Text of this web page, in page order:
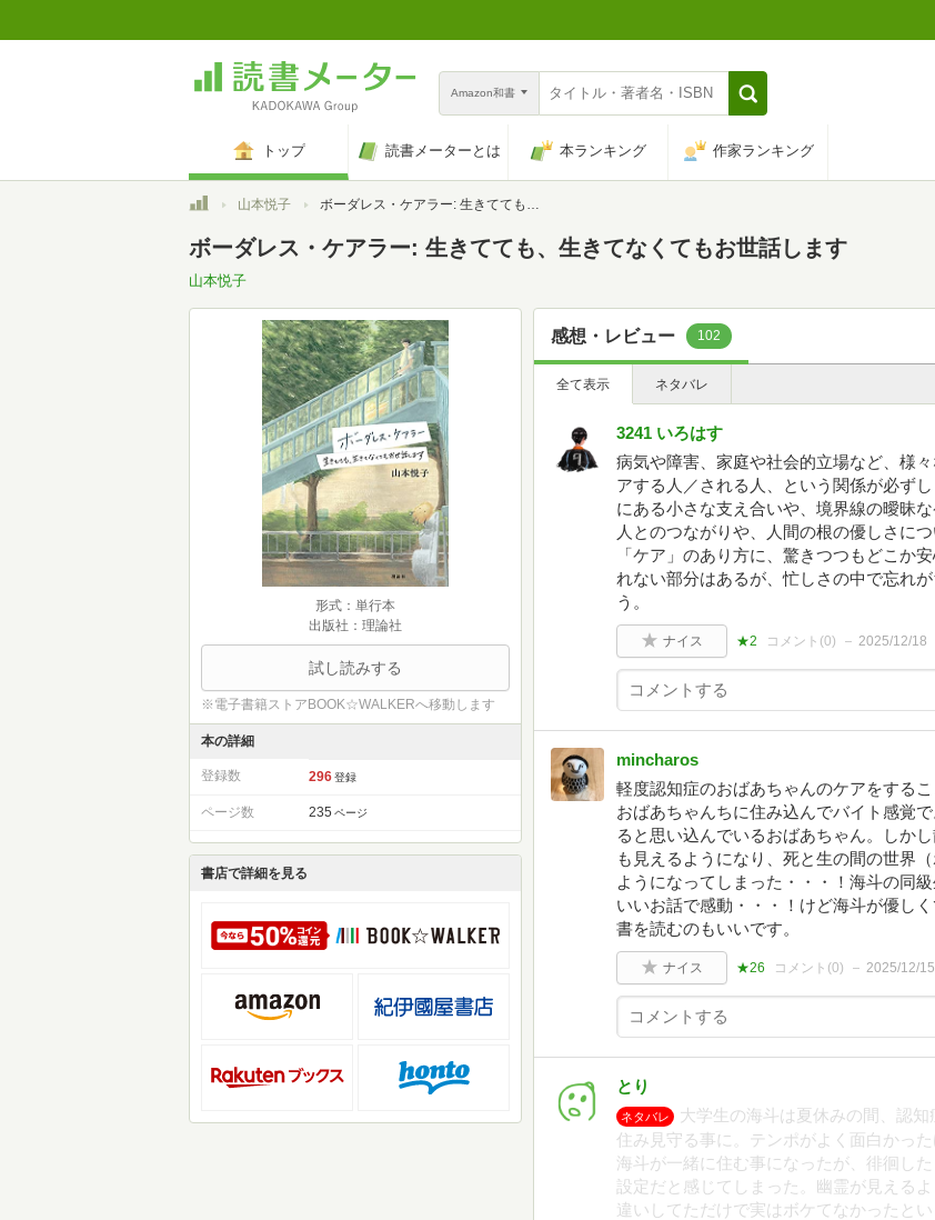
Amazon和書
トップ 読書メーターとは 本ランキング 作家ランキング
トップ山本悦子 ボーダレス・ケアラー: 生きてても、生きてなくてもお世話します
ボーダレス・ケアラー: 生きてても、生きてなくてもお世話します
山本悦子
形式：単行本
出版社：理論社
試し読みする
※電子書籍ストアBOOK☆WALKERへ移動します
本の詳細
登録数 296 登録
ページ数 235 ページ
書店で詳細を見る
感想・レビュー 102
全て表示 ネタバレ
3241 いろはす
病気や障害、家庭や社会的立場など、様
アする人／される人、という関係が必ず
にある小さな支え合いや、境界線の曖昧
人とのつながりや、人間の根の優しさに
「ケア」のあり方に、驚きつつもどこか
れない部分はあるが、忙しさの中で忘れ
う。
ナイス ★2 コメント(0) 2025/12/18
mincharos
軽度認知症のおばあちゃんのケアをする
おばあちゃんちに住み込んでバイト感覚
ると思い込んでいるおばあちゃん。しか
も見えるようになり、死と生の間の世界
ようになってしまった・・・！海斗の同
いいお話で感動・・・！けど海斗が優し
書を読むのもいいです。
ナイス ★26 コメント(0) 2025/12/15
とり
ネタバレ
大学生の海斗は夏休みの間、認
住み見守る事に。テンポがよく面白かっ
海斗が一緒に住む事になったが、徘徊し
設定だと感じてしまった。幽霊が見える
違いしてただけで実はボケてなかったと